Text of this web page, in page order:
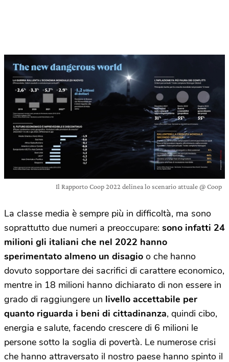
Il Rapporto Coop 2022 delinea lo scenario attuale @ Coop
La classe media è sempre più in difficoltà, ma sono
soprattutto due numeri a preoccupare: sono infatti 24
milioni gli italiani che nel 2022 hanno
sperimentato almeno un disagio o che hanno
dovuto sopportare dei sacrifici di carattere economico,
mentre in 18 milioni hanno dichiarato di non essere in
grado di raggiungere un livello accettabile per
quanto riguarda i beni di cittadinanza, quindi cibo,
energia e salute, facendo crescere di 6 milioni le
persone sotto la soglia di povertà. Le numerose crisi
che hanno attraversato il nostro paese hanno spinto il